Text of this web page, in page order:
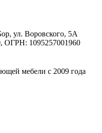
ул. Воровского, 5А
1095257001960
мебели с 2009 года